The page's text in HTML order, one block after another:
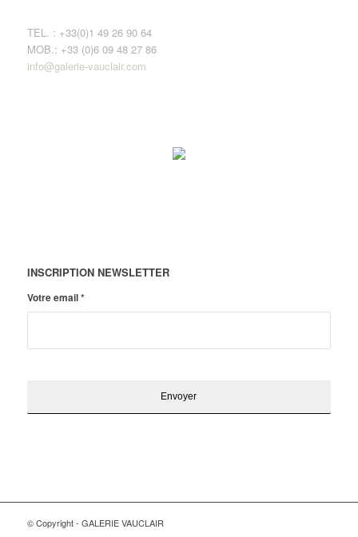
TEL. : +33(0)1 49 26 90 64
MOB.: +33 (0)6 09 48 27 86
info@galerie-vauclair.com
INSCRIPTION NEWSLETTER
Votre email*
© Copyright - GALERIE VAUCLAIR